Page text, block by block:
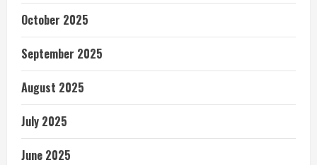
October 2025
September 2025
August 2025
July 2025
June 2025